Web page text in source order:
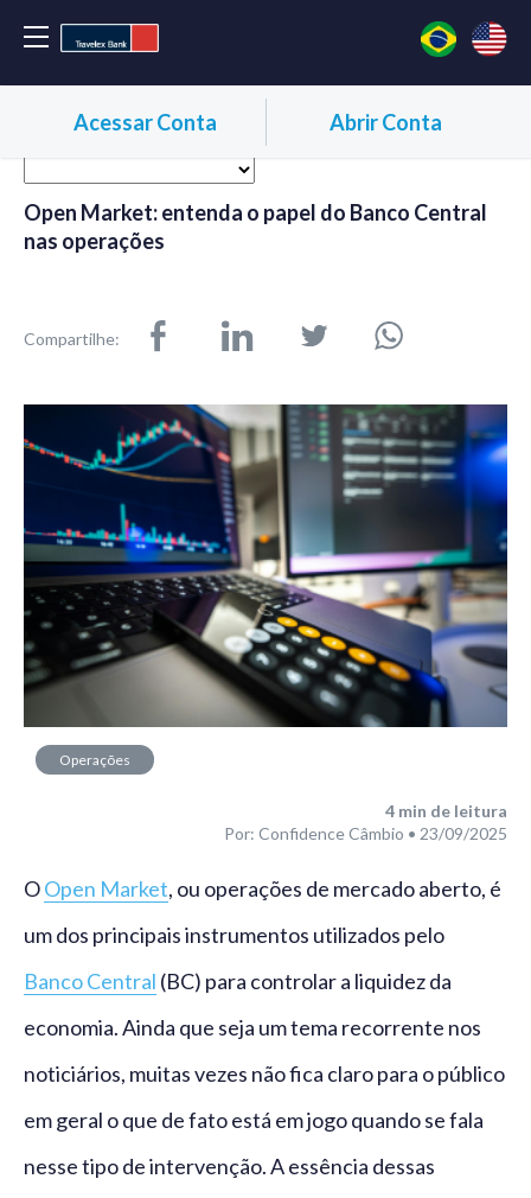
Acessar Conta Abrir Conta
Open Market: entenda o papel do Banco Central
nas operações
Compartilhe:
Operações
4 min de leitura
Por: Confidence Câmbio • 23/09/2025
OOpen Market, ou operações de mercado aberto, é
um dos principais instrumentos utilizados pelo
Banco Central (BC) para controlar a liquidez da
economia. Ainda que seja um tema recorrente nos
noticiários, muitas vezes não fica claro para o público
em geral o que de fato está em jogo quando se fala
nesse tipo de intervenção. A essência dessas